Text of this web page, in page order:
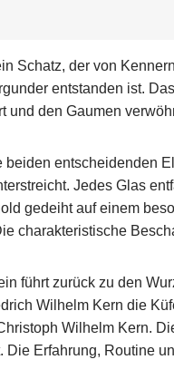
Schatz, der von
entstanden ist.
und den Gaumen
beiden entscheidenden
Jedes Glas
gedeiht auf einem
charakteristische
führt zurück zu den
Wilhelm Kern die
Wilhelm Kern.
Die Erfahrung, Routine